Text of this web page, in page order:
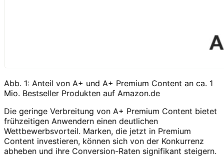
Abb. 1: Anteil von A+ und A+ Premium Content an ca. 1
Mio. Bestseller Produkten auf Amazon.de
Die geringe Verbreitung von A+ Premium Content bietet
frühzeitigen Anwendern einen deutlichen
Wettbewerbsvorteil. Marken, die jetzt in Premium
Content investieren, können sich von der Konkurrenz
abheben und ihre Conversion-Raten signifikant steigern.